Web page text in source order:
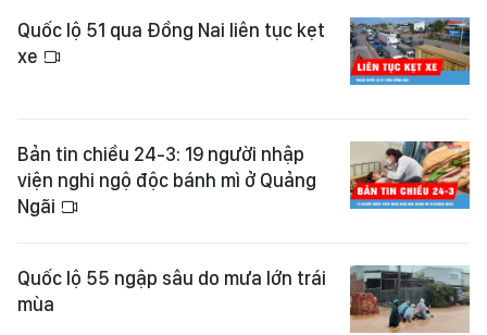
Quốc lộ 51 qua Đồng Nai liên tục kẹt
xe
Bản tin chiều 24-3: 19 người nhập
viện nghi ngộ độc bánh mì ở Quảng
Ngãi
Quốc lộ 55 ngập sâu do mưa lớn trái
mùa